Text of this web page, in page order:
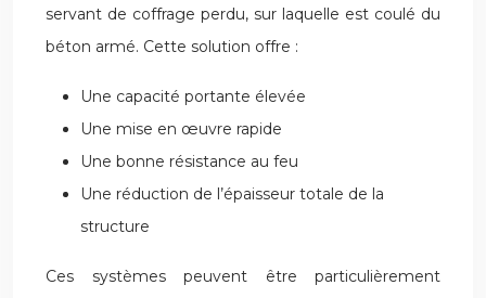
servant de coffrage perdu, sur laquelle est coulé du
béton armé. Cette solution offre :
Une capacité portante élevée
Une mise en œuvre rapide
Une bonne résistance au feu
Une réduction de l’épaisseur totale de la
structure
Ces systèmes peuvent être particulièrement